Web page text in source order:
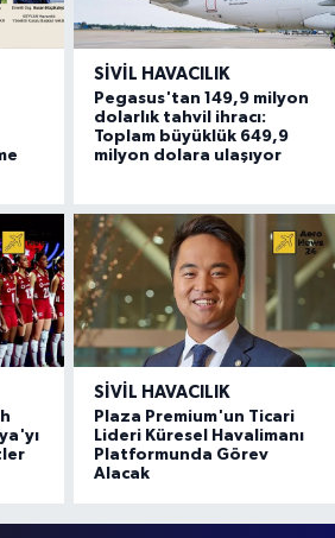
SIVIL HAVACILIK
Pegasus'tan 149,9 milyon
dolarlık tahvil ihracı:
Toplam büyüklük 649,9
milyon dolara ulaşıyor
SIVIL HAVACILIK
Plaza Premium'un Ticari
Lideri Küresel Havalimanı
Platformunda Görev
Alacak